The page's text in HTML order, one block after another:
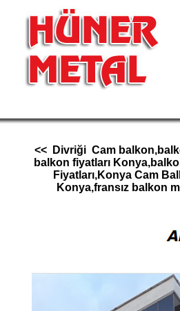
<< Divriği Cam
balkon fiyatları
Fiyatları,Konya Cam
Konya,fransız balkon